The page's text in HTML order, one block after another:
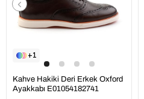
1
Kahve Hakiki Deri Erkek Oxford
Ayakkabı E01054182741